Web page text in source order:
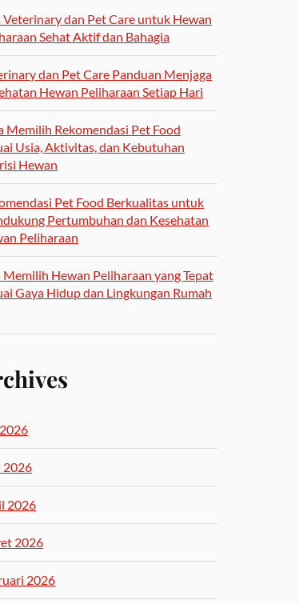
Veterinary dan Pet Care untuk Hewan
Sehat Aktif dan Bahagia
dan Pet Care Panduan Menjaga
Hewan Peliharaan Setiap Hari
Memilih Rekomendasi Pet Food
Usia, Aktivitas, dan Kebutuhan
Hewan
Pet Food Berkualitas untuk
Pertumbuhan dan Kesehatan
Peliharaan
Memilih Hewan Peliharaan yang Tepat
Gaya Hidup dan Lingkungan Rumah
2026
2026
2026
2026